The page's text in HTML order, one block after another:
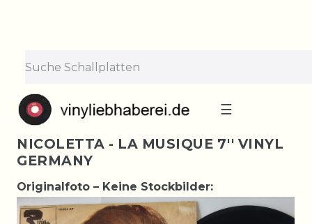
☰
NICOLETTA - LA MUSIQUE 7'' VINYL
GERMANY
Originalfoto – Keine Stockbilder: